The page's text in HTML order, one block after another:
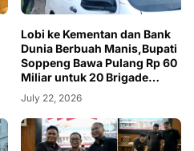
Lobi ke Kementan dan Bank
Dunia Berbuah Manis,Bupati
Soppeng Bawa Pulang Rp 60
Miliar untuk 20 Brigade
Pangan Milenial
July 22, 2026